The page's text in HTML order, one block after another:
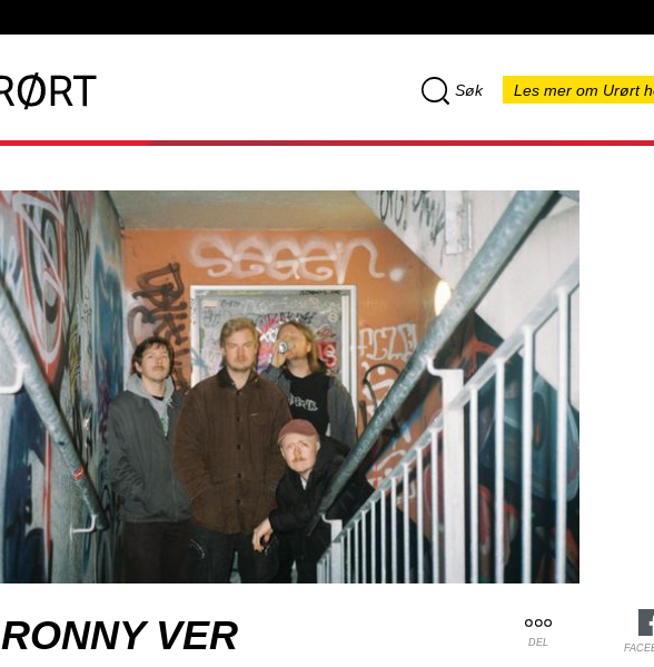
Søk Les mer om Urørt
DEL
RONNY VER